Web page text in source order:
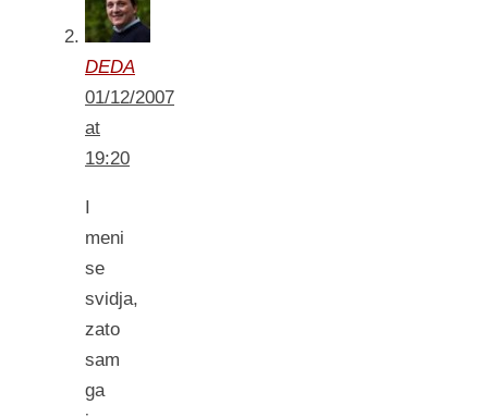
DEDA
01/12/2007
at
19:20
I
meni
se
svidja,
zato
sam
ga